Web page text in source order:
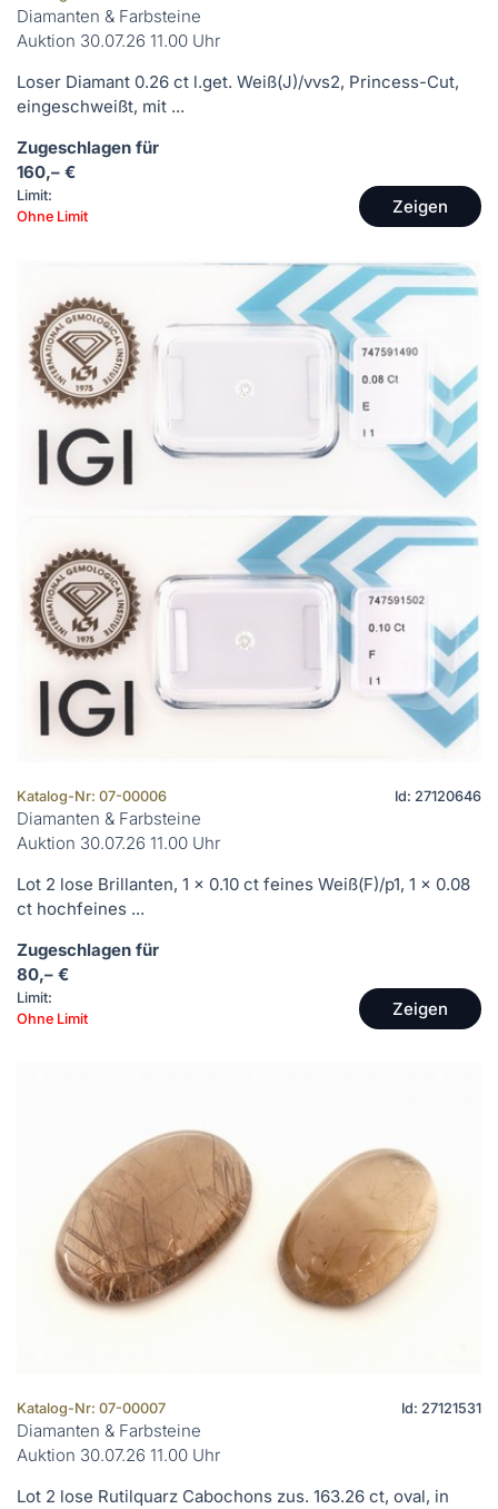
Diamanten & Farbsteine
Auktion 30.07.26 11.00 Uhr
Loser Diamant 0.26 ct l.get. Weiß(J)/vvs2, Princess-Cut,
eingeschweißt, mit ...
Zugeschlagen für
160,– €
Limit:
Ohne Limit
Zeigen
Katalog-Nr: 07-00006 Id: 27120646
Diamanten & Farbsteine
Auktion 30.07.26 11.00 Uhr
Lot 2 lose Brillanten, 1 x 0.10 ct feines Weiß(F)/p1, 1 x 0.08
ct hochfeines ...
Zugeschlagen für
80,– €
Limit:
Ohne Limit
Zeigen
Katalog-Nr: 07-00007 Id: 27121531
Diamanten & Farbsteine
Auktion 30.07.26 11.00 Uhr
Lot 2 lose Rutilquarz Cabochons zus. 163.26 ct, oval, in